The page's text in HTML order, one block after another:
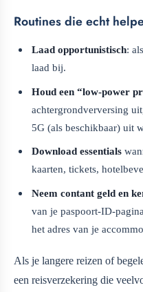
Routines die echt
Laad opportunistisch:
laad bij.
Houd een “low-power
achtergrondverversing
5G (als beschikbaar) uit
Download essentials
kaarten, tickets,
Neem contant geld en
van je paspoort-ID-
het adres van je
Als je langere reizen of
een reisverzekering die